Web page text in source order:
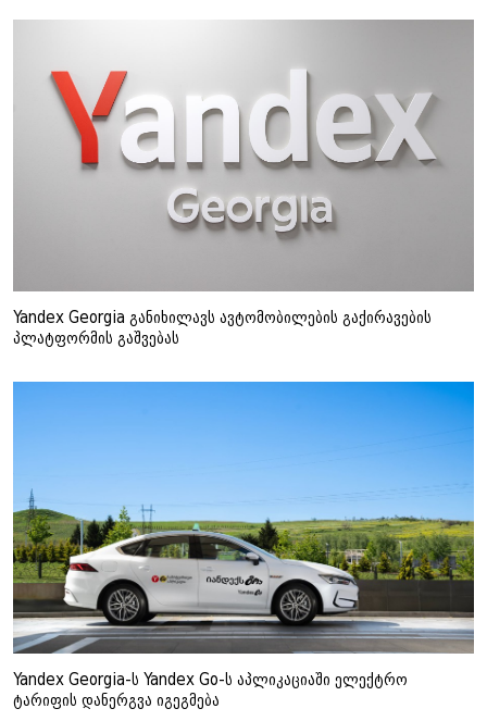
Yandex Georgia განიხილავს ავტომობილების გაქირავების
პლატფორმის გაშვებას
Yandex Georgia-ს Yandex Go-ს აპლიკაციაში ელექტრო
ტარიფის დანერგვა იგეგმება